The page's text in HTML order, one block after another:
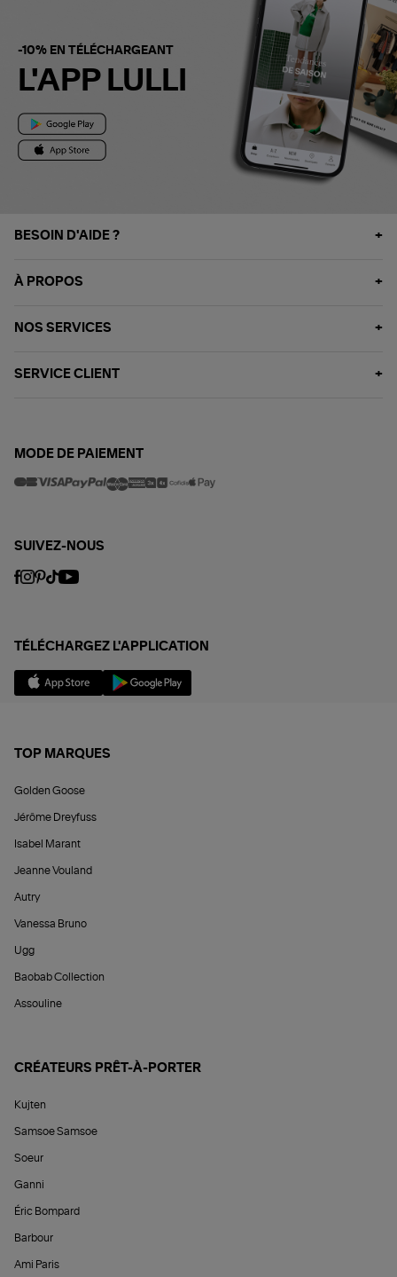
-10% EN TÉLÉCHARGEANT
L'APP LULLI
BESOIN D'AIDE ?
À PROPOS
NOS SERVICES
SERVICE CLIENT
MODE DE PAIEMENT
SUIVEZ-NOUS
TÉLÉCHARGEZ L'APPLICATION
TOP MARQUES
Golden Goose
Jérôme Dreyfuss
Isabel Marant
Jeanne Vouland
Autry
Vanessa Bruno
Ugg
Baobab Collection
Assouline
CRÉATEURS PRÊT-À-PORTER
Kujten
Samsoe Samsoe
Soeur
Ganni
Éric Bompard
Barbour
Ami Paris